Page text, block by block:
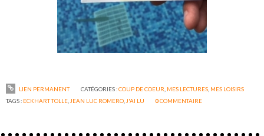
LIEN PERMANENT CATÉGORIES :COUP DE COEUR MES LECTURES, MES LOISIRS
TAGS : ECKHART TOLLE JEAN LUC ROMERO J'AI LU 0COMMENTAIRE